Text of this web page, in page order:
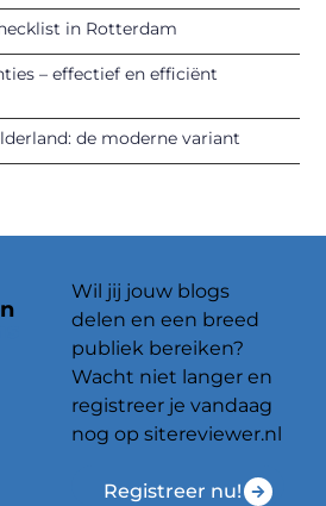
in Rotterdam
– effectief en efficiënt
de moderne variant
Wil jij jouw blogs
delen en een breed
publiek bereiken?
Wacht niet langer en
registreer je vandaag
nog op sitereviewer.nl
Registreer nu!